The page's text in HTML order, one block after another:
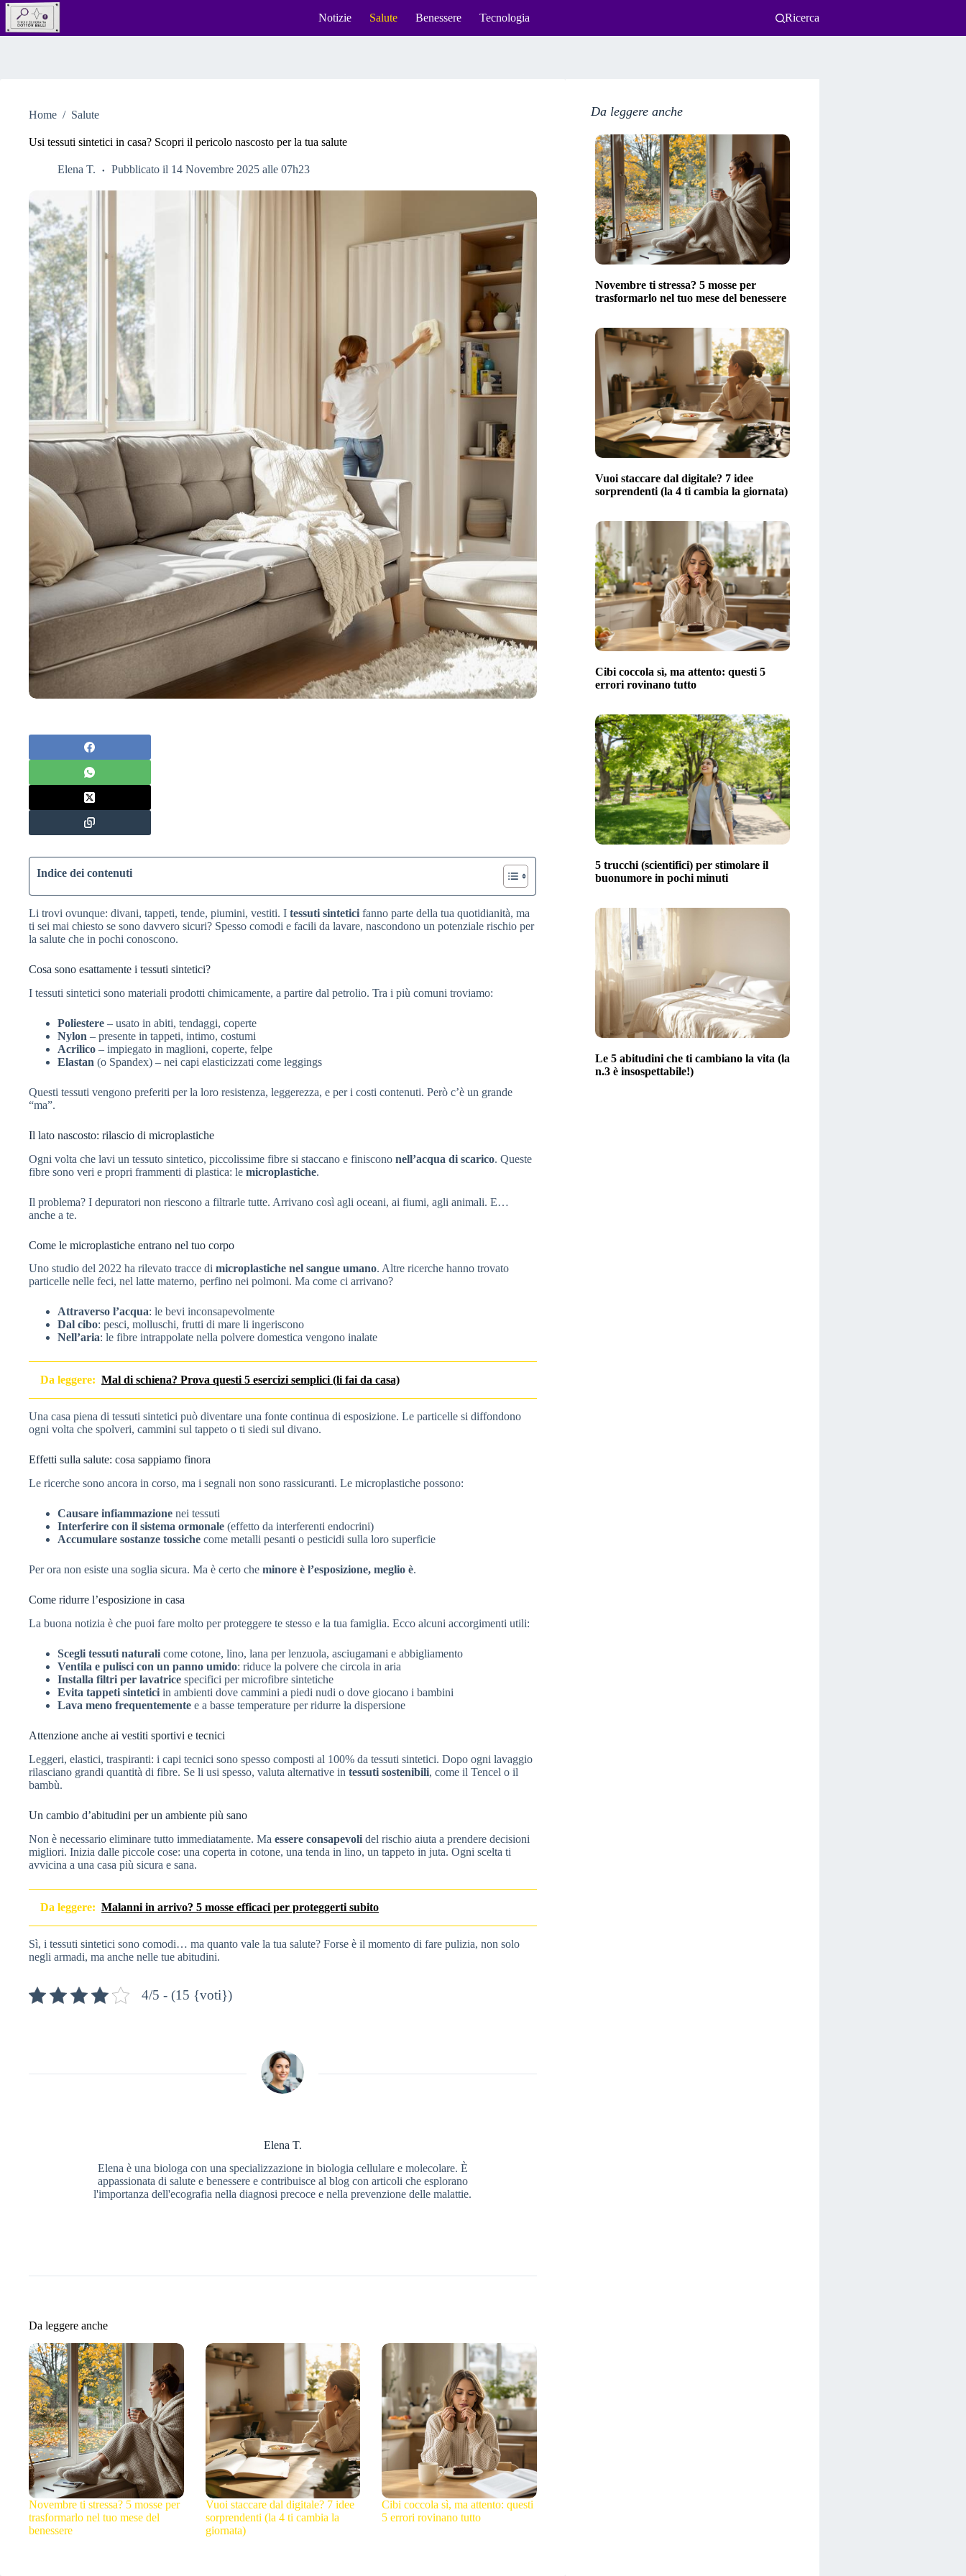
Salta
contenuto
Notizie Salute Benessere Tecnologia Ricerca
Home / Salute
Usi tessuti sintetici in casa? Scopri il pericolo nascosto per la tua salute
Elena T. Pubblicato il 14 Novembre 2025 alle 07h23
Indice dei contenuti
Li trovi ovunque: divani, tappeti, tende, piumini, vestiti. I tessuti sintetici fanno parte della tua quotidianità, ma
ti sei mai chiesto se sono davvero sicuri? Spesso comodi e facili da lavare, nascondono un potenziale rischio per
la salute che in pochi conoscono.
Cosa sono esattamente i tessuti sintetici?
I tessuti sintetici sono materiali prodotti chimicamente, a partire dal petrolio. Tra i più comuni troviamo:
Poliestere – usato in abiti, tendaggi, coperte
Nylon – presente in tappeti, intimo, costumi
Acrilico – impiegato in maglioni, coperte, felpe
Elastan (o Spandex) – nei capi elasticizzati come leggings
Questi tessuti vengono preferiti per la loro resistenza, leggerezza, e per i costi contenuti. Però c’è un grande
“ma”.
Il lato nascosto: rilascio di microplastiche
Ogni volta che lavi un tessuto sintetico, piccolissime fibre si staccano e finiscono nell’acqua di scarico. Queste
fibre sono veri e propri frammenti di plastica: le microplastiche.
Il problema? I depuratori non riescono a filtrarle tutte. Arrivano così agli oceani, ai fiumi, agli animali. E…
anche a te.
Come le microplastiche entrano nel tuo corpo
Uno studio del 2022 ha rilevato tracce di microplastiche nel sangue umano. Altre ricerche hanno trovato
particelle nelle feci, nel latte materno, perfino nei polmoni. Ma come ci arrivano?
Attraverso l’acqua: le bevi inconsapevolmente
Dal cibo: pesci, molluschi, frutti di mare li ingeriscono
Nell’aria: le fibre intrappolate nella polvere domestica vengono inalate
Da leggere: Mal di schiena? Prova questi 5 esercizi semplici (li fai da casa)
Una casa piena di tessuti sintetici può diventare una fonte continua di esposizione. Le particelle si diffondono
ogni volta che spolveri, cammini sul tappeto o ti siedi sul divano.
Effetti sulla salute: cosa sappiamo finora
Le ricerche sono ancora in corso, ma i segnali non sono rassicuranti. Le microplastiche possono:
Causare infiammazione nei tessuti
Interferire con il sistema ormonale (effetto da interferenti endocrini)
Accumulare sostanze tossiche come metalli pesanti o pesticidi sulla loro superficie
Per ora non esiste una soglia sicura. Ma è certo che minore è l’esposizione, meglio è.
Come ridurre l’esposizione in casa
La buona notizia è che puoi fare molto per proteggere te stesso e la tua famiglia. Ecco alcuni accorgimenti utili:
Scegli tessuti naturali come cotone, lino, lana per lenzuola, asciugamani e abbigliamento
Ventila e pulisci con un panno umido: riduce la polvere che circola in aria
Installa filtri per lavatrice specifici per microfibre sintetiche
Evita tappeti sintetici in ambienti dove cammini a piedi nudi o dove giocano i bambini
Lava meno frequentemente e a basse temperature per ridurre la dispersione
Attenzione anche ai vestiti sportivi e tecnici
Leggeri, elastici, traspiranti: i capi tecnici sono spesso composti al 100% da tessuti sintetici. Dopo ogni lavaggio
rilasciano grandi quantità di fibre. Se li usi spesso, valuta alternative in tessuti sostenibili, come il Tencel o il
bambù.
Un cambio d’abitudini per un ambiente più sano
Non è necessario eliminare tutto immediatamente. Ma essere consapevoli del rischio aiuta a prendere decisioni
migliori. Inizia dalle piccole cose: una coperta in cotone, una tenda in lino, un tappeto in juta. Ogni scelta ti
avvicina a una casa più sicura e sana.
Da leggere: Malanni in arrivo? 5 mosse efficaci per proteggerti subito
Sì, i tessuti sintetici sono comodi… ma quanto vale la tua salute? Forse è il momento di fare pulizia, non solo
negli armadi, ma anche nelle tue abitudini.
4/5 - (15 {voti})
Elena T.
Elena è una biologa con una specializzazione in biologia cellulare e molecolare. È
appassionata di salute e benessere e contribuisce al blog con articoli che esplorano
l'importanza dell'ecografia nella diagnosi precoce e nella prevenzione delle malattie.
Da leggere anche
Novembre ti stressa? 5 mosse per
trasformarlo nel tuo mese del
benessere
Vuoi staccare dal digitale? 7 idee
sorprendenti (la 4 ti cambia la
giornata)
Cibi coccola sì, ma attento: questi
5 errori rovinano tutto
Da leggere anche
Novembre ti stressa? 5 mosse per
trasformarlo nel tuo mese del benessere
Vuoi staccare dal digitale? 7 idee
sorprendenti (la 4 ti cambia la giornata)
Cibi coccola sì, ma attento: questi 5
errori rovinano tutto
5 trucchi (scientifici) per stimolare il
buonumore in pochi minuti
Le 5 abitudini che ti cambiano la vita (la
n.3 è insospettabile!)